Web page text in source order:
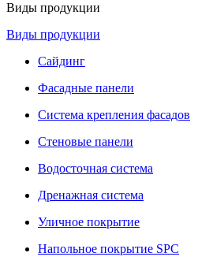
Виды продукции
Виды продукции
Сайдинг
Фасадные панели
Система крепления фасадов
Стеновые панели
Водосточная система
Дренажная система
Уличное покрытие
Напольное покрытие SPC